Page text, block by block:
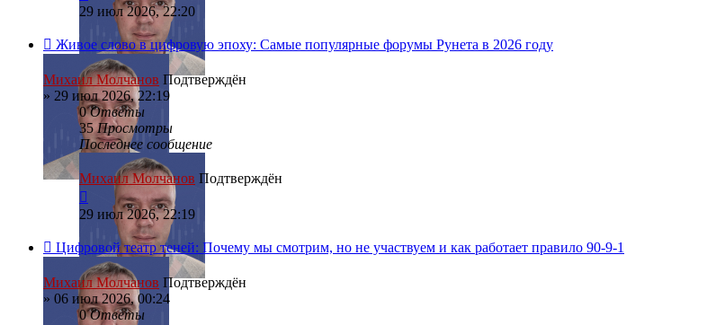
29 июл 2026, 22:20
Живое слово в цифровую эпоху: Самые популярные форумы Рунета в 2026 году
Михаил Молчанов Подтверждён
» 29 июл 2026, 22:19
0Ответы
35Просмотры
Последнее сообщение
Михаил Молчанов Подтверждён
29 июл 2026, 22:19
Цифровой театр теней: Почему мы смотрим, но не участвуем и как работает правило 90-9-1
Михаил Молчанов Подтверждён
» 06 июл 2026, 00:24
0Ответы